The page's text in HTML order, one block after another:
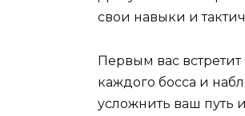
свои навыки и
Первым вас
каждого босса и
усложнить ваш путь